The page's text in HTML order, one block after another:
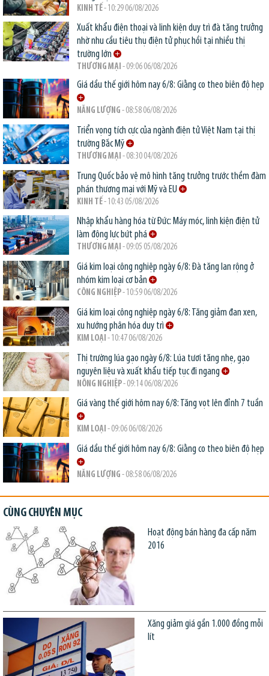
KINH TẾ- 10:29 06/08/2026
Xuất khẩu điện thoại và linh kiện duy trì đà tăng trưởng
nhờ nhu cầu tiêu thụ điện tử phục hồi tại nhiều thị
trường lớn
THƯƠNG MẠI - 09:06 06/08/2026
Giá dầu thế giới hôm nay 6/8: Giằng co theo biên độ hẹp
NĂNG LƯỢNG - 08:58 06/08/2026
Triển vọng tích cực của ngành điện tử Việt Nam tại thị
trường Bắc Mỹ
THƯƠNG MẠI - 08:30 04/08/2026
Trung Quốc bảo vệ mô hình tăng trưởng trước thềm đàm
phán thương mại với Mỹ và EU
KINH TẾ- 10:43 05/08/2026
Nhập khẩu hàng hóa từ Đức: Máy móc, linh kiện điện tử
làm động lực bứt phá
THƯƠNG MẠI - 09:05 05/08/2026
Giá kim loại công nghiệp ngày 6/8: Đà tăng lan rộng ở
nhóm kim loại cơ bản
CÔNG NGHIỆP- 10:59 06/08/2026
Giá kim loại công nghiệp ngày 6/8: Tăng giảm đan xen,
xu hướng phân hóa duy trì
KIM LOẠI - 10:47 06/08/2026
Thị trường lúa gạo ngày 6/8: Lúa tươi tăng nhẹ, gạo
nguyên liệu và xuất khẩu tiếp tục đi ngang
NÔNG NGHIỆP- 09:14 06/08/2026
Giá vàng thế giới hôm nay 6/8: Tăng vọt lên đỉnh 7 tuần
KIM LOẠI - 09:06 06/08/2026
Giá dầu thế giới hôm nay 6/8: Giằng co theo biên độ hẹp
NĂNG LƯỢNG - 08:58 06/08/2026
CÙNG CHUYÊN MỤC
Hoạt động bán hàng đa cấp năm
2016
Xăng giảm giá gần 1.000 đồng mỗi
lít